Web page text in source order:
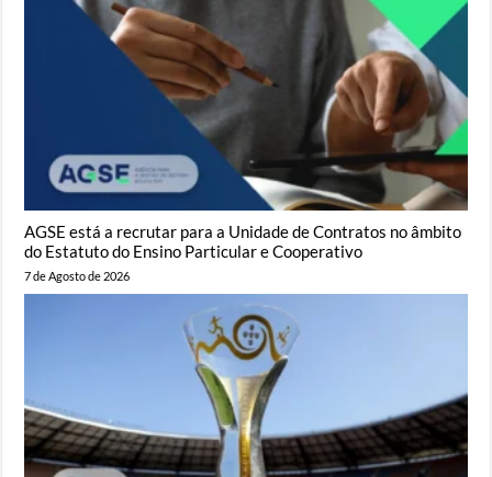
AGSE está a recrutar para a Unidade de Contratos no âmbito
do Estatuto do Ensino Particular e Cooperativo
7 de Agosto de 2026